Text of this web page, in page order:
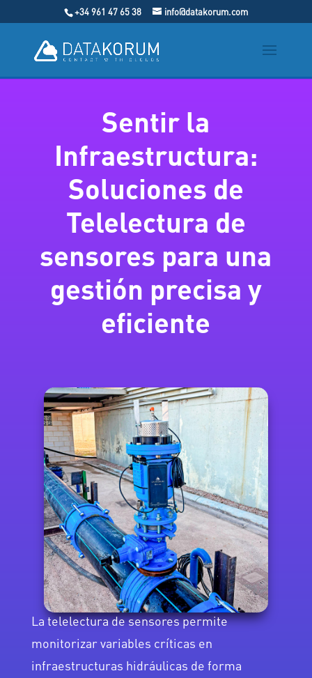
+34 961 47 65 38 info@datakorum.com
Sentir la
Infraestructura:
Soluciones de
Telelectura de
sensores para una
gestión precisa y
eficiente
La telelectura de sensores permite
monitorizar variables críticas en
infraestructuras hidráulicas de forma